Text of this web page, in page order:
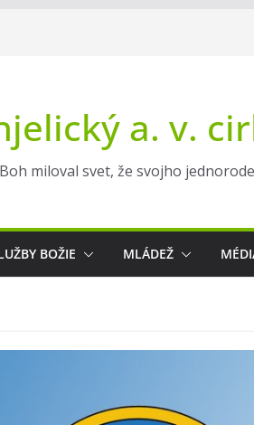
a. v.
miloval svet, že svojho
BOŽIE MLÁDEŽ